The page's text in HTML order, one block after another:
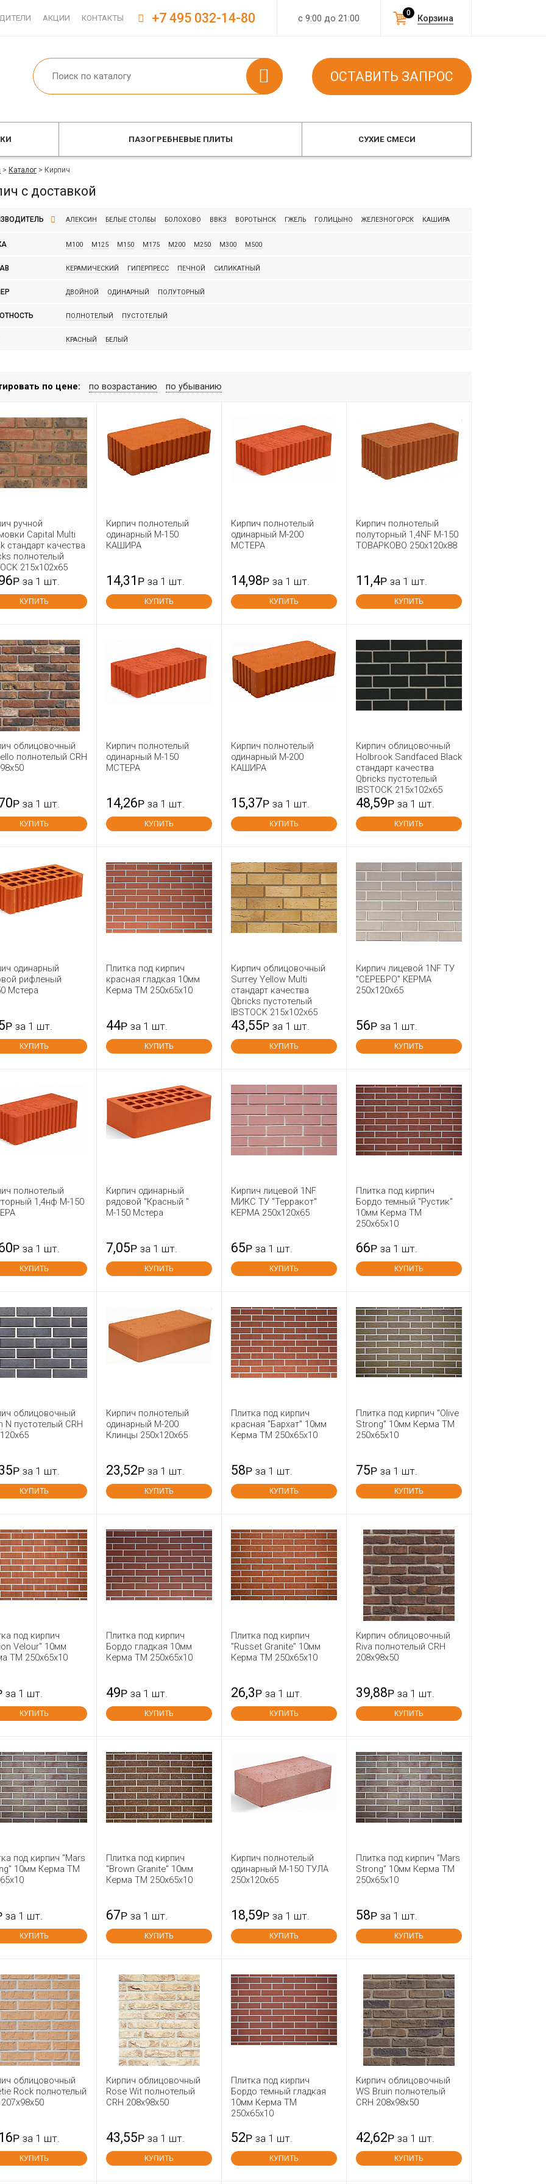
АКЦИИ КОНТАКТЫ с 9:00 до 21:00 Корзина
0
+7 495 032-14-80
ОСТАВИТЬ ЗАПРОС
ПАЗОГРЕБНЕВЫЕ ПЛИТЫ СУХИЕ СМЕСИ
> Каталог > Кирпич
с доставкой
АЛЕКСИН БЕЛЫЕ СТОЛБЫ БОЛОХОВО ВВКЗ ВОРОТЫНСК ГЖЕЛЬ ГОЛИЦЫНО ЖЕЛЕЗНОГОРСК КАШИРА
ТУЛА ФОКИНО ЭНГЕЛЬС ЯРОСЛАВЛЬ BRAER CRH
RAUF TEREX WIENERBERGER
М100 М125 М150 М175 М200 М250 М300 М500
КЕРАМИЧЕСКИЙ ГИПЕРПРЕСС ПЕЧНОЙ СИЛИКАТНЫЙ
ДВОЙНОЙ ОДИНАРНЫЙ ПОЛУТОРНЫЙ
ПОЛНОТЕЛЫЙ ПУСТОТЕЛЫЙ
КРАСНЫЙ БЕЛЫЙ
по цене: по возрастанию по убыванию
ручной
Capital Multi
стандарт качества
полнотелый
215x102x65
Р за 1 шт.
КУПИТЬ
Кирпич полнотелый
одинарный М-150
КАШИРА
14,31 Р за 1 шт.
КУПИТЬ
Кирпич полнотелый
одинарный М-200
МСТЕРА
14,98Р за 1 шт.
КУПИТЬ
Кирпич полнотелый
полуторный 1,4NF М-150
ТОВАРКОВО 250x120x88
11,4Р за 1 шт.
КУПИТЬ
облицовочный
полнотелый CRH
Р за 1 шт.
КУПИТЬ
Кирпич полнотелый
одинарный М-150
МСТЕРА
14,26Р за 1 шт.
КУПИТЬ
Кирпич полнотелый
одинарный М-200
КАШИРА
15,37Р за 1 шт.
КУПИТЬ
Кирпич облицовочный
Holbrook Sandfaced Black
стандарт качества
Qbricks пустотелый
IBSTOCK 215x102x65
48,59Р за 1 шт.
КУПИТЬ
одинарный
рифленый
Мстера
Р за 1 шт.
КУПИТЬ
Плитка под кирпич
красная гладкая 10мм
Керма ТМ 250х65х10
44Р за 1 шт.
КУПИТЬ
Кирпич облицовочный
Surrey Yellow Multi
стандарт качества
Qbricks пустотелый
IBSTOCK 215x102x65
43,55Р за 1 шт.
КУПИТЬ
Кирпич лицевой 1NF ТУ
"СЕРЕБРО" КЕРМА
250x120x65
56Р за 1 шт.
КУПИТЬ
полнотелый
1,4нф М-150
Р за 1 шт.
КУПИТЬ
Кирпич одинарный
рядовой "Красный "
М-150 Мстера
7,05Р за 1 шт.
КУПИТЬ
Кирпич лицевой 1NF
МИКС ТУ "Терракот"
КЕРМА 250х120х65
65Р за 1 шт.
КУПИТЬ
Плитка под кирпич
Бордо темный "Рустик"
10мм Керма ТМ
250х65х10
66Р за 1 шт.
КУПИТЬ
облицовочный
N пустотелый CRH
Р за 1 шт.
КУПИТЬ
Кирпич полнотелый
одинарный М-200
Клинцы 250x120x65
23,52Р за 1 шт.
КУПИТЬ
Плитка под кирпич
красная "Бархат" 10мм
Керма ТМ 250х65х10
58Р за 1 шт.
КУПИТЬ
Плитка под кирпич "Olive
Strong" 10мм Керма ТМ
250х65х10
75Р за 1 шт.
КУПИТЬ
под кирпич
Velour" 10мм
ТМ 250х65х10
за 1 шт.
КУПИТЬ
Плитка под кирпич
Бордо гладкая 10мм
Керма ТМ 250х65х10
49Р за 1 шт.
КУПИТЬ
Плитка под кирпич
"Russet Granite" 10мм
Керма ТМ 250х65х10
26,3Р за 1 шт.
КУПИТЬ
Кирпич облицовочный
Riva полнотелый CRH
208x98x50
39,88Р за 1 шт.
КУПИТЬ
под кирпич "Mars
10мм Керма ТМ
за 1 шт.
КУПИТЬ
Плитка под кирпич
"Brown Granite" 10мм
Керма ТМ 250х65х10
67Р за 1 шт.
КУПИТЬ
Кирпич полнотелый
одинарный М-150 ТУЛА
250x120x65
18,59Р за 1 шт.
КУПИТЬ
Плитка под кирпич "Mars
Strong" 10мм Керма ТМ
250х65х10
58Р за 1 шт.
КУПИТЬ
облицовочный
Rock полнотелый
207x98x50
Р за 1 шт.
КУПИТЬ
Кирпич облицовочный
Rose Wit полнотелый
CRH 208x98x50
43,55Р за 1 шт.
КУПИТЬ
Плитка под кирпич
Бордо темный гладкая
10мм Керма ТМ
250х65х10
52Р за 1 шт.
КУПИТЬ
Кирпич облицовочный
WS Bruin полнотелый
CRH 208x98x50
42,62Р за 1 шт.
КУПИТЬ